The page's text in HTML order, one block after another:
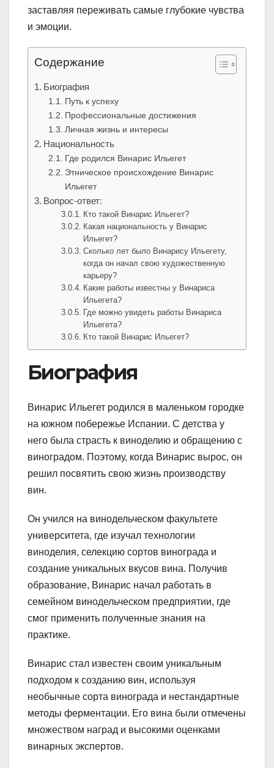
заставляя переживать самые глубокие чувства
и эмоции.
Содержание
Биография
Путь к успеху
Профессиональные достижения
Личная жизнь и интересы
Национальность
Где родился Винарис Ильегет
Этническое происхождение Винарис
Ильегет
Вопрос-ответ:
Кто такой Винарис Ильегет?
Какая национальность у Винарис
Ильегет?
Сколько лет было Винарису Ильегету,
когда он начал свою художественную
карьеру?
Какие работы известны у Винариса
Ильегета?
Где можно увидеть работы Винариса
Ильегета?
Кто такой Винарис Ильегет?
Биография
Винарис Ильегет родился в маленьком городке
на южном побережье Испании. С детства у
него была страсть к виноделию и обращению с
виноградом. Поэтому, когда Винарис вырос, он
решил посвятить свою жизнь производству
вин.
Он учился на винодельческом факультете
университета, где изучал технологии
виноделия, селекцию сортов винограда и
создание уникальных вкусов вина. Получив
образование, Винарис начал работать в
семейном винодельческом предприятии, где
смог применить полученные знания на
практике.
Винарис стал известен своим уникальным
подходом к созданию вин, используя
необычные сорта винограда и нестандартные
методы ферментации. Его вина были отмечены
множеством наград и высокими оценками
винарных экспертов.